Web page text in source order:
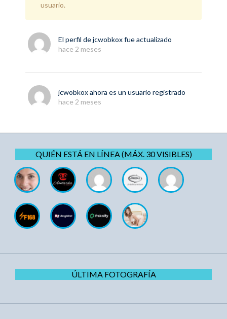
usuario.
El perfil dejcwobkoxfue actualizado
hace 2 meses
jcwobkoxahora es un usuario registrado
hace 2 meses
QUIÉN ESTÁ EN LÍNEA (MÁX. 30 VISIBLES)
ÚLTIMA FOTOGRAFÍA